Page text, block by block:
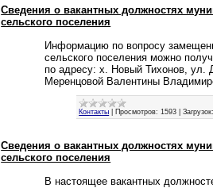
Сведения о вакантных должностях
сельского поселения
Информацию по вопросу
сельского поселения можно
по адресу: х. Новый Тихонов, ул.
Меренцовой Валентины
Контакты Просмотров: 1593 |Загрузок:
Сведения о вакантных должностях
сельского поселения
В настоящее вакантных